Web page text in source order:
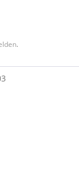
.